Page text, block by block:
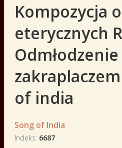
Kompozycja
eterycznych
of india
Song of India
Indeks 6687